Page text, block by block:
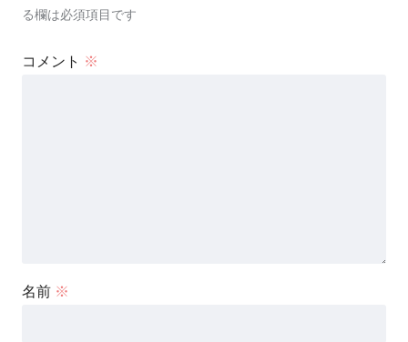
る欄は必須項目です
コメント ※
名前 ※